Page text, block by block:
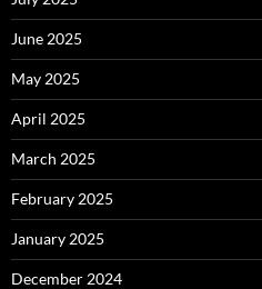
June 2025
May 2025
April 2025
March 2025
February 2025
January 2025
December 2024